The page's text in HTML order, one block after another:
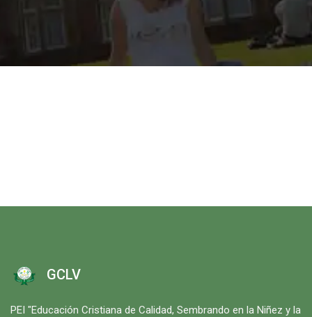
GCLV
PEI "Educación Cristiana de Calidad, Sembrando en la Niñez y la